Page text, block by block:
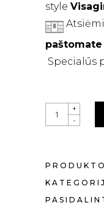
style
paštomate
Specialūs
QUANTITY
-
+